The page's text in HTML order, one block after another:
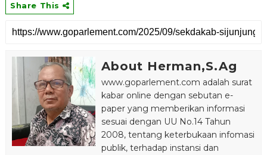
Share This
About Herman,S.Ag
www.goparlement.com adalah surat
kabar online dengan sebutan e-
paper yang memberikan informasi
sesuai dengan UU No.14 Tahun
2008, tentang keterbukaan infomasi
publik, terhadap instansi dan